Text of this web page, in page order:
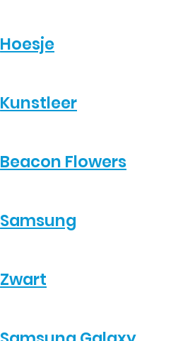
Hoesje
Kunstleer
Beacon Flowers
Samsung
Zwart